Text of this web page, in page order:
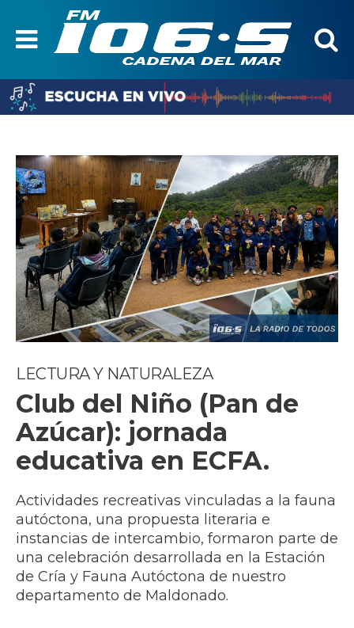
LECTURA Y NATURALEZA
Club del Niño (Pan de
Azúcar): jornada
educativa en ECFA.
Actividades recreativas vinculadas a la fauna
autóctona, una propuesta literaria e
instancias de intercambio, formaron parte de
una celebración desarrollada en la Estación
de Cría y Fauna Autóctona de nuestro
departamento de Maldonado.